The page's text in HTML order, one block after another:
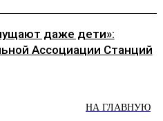
даже дети»:
Ассоциации Станций
НА ГЛАВНУЮ